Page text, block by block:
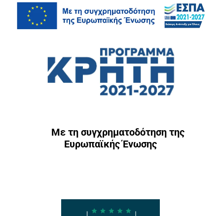
Με τη συγχρηματοδότηση της
Ευρωπαϊκής Ένωσης